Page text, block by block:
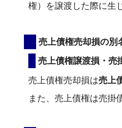
権）を譲渡した際に生
売上債権売却損の別
売上債権譲渡損・売
売上債権売却損は売上
また、売上債権は売掛